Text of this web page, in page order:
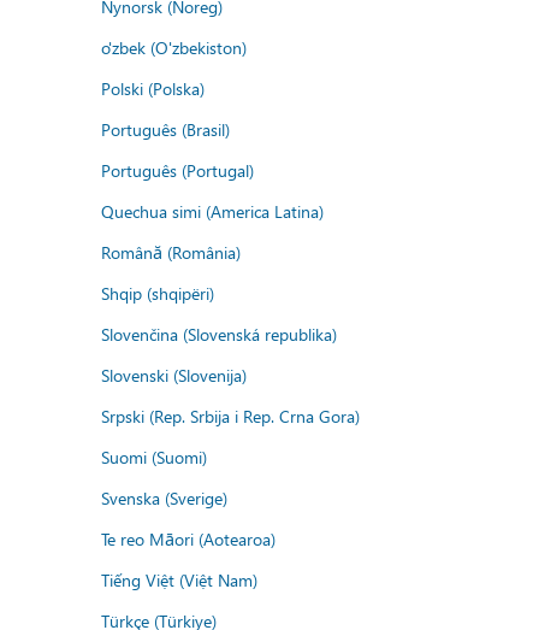
Nynorsk (Noreg)
o'zbek (O'zbekiston)
Polski (Polska)
Português (Brasil)
Português (Portugal)
Quechua simi (America Latina)
Română (România)
Shqip (shqipëri)
Slovenčina (Slovenská republika)
Slovenski (Slovenija)
Srpski (Rep. Srbija i Rep. Crna Gora)
Suomi (Suomi)
Svenska (Sverige)
Te reo Māori (Aotearoa)
Tiếng Việt (Việt Nam)
Türkçe (Türkiye)